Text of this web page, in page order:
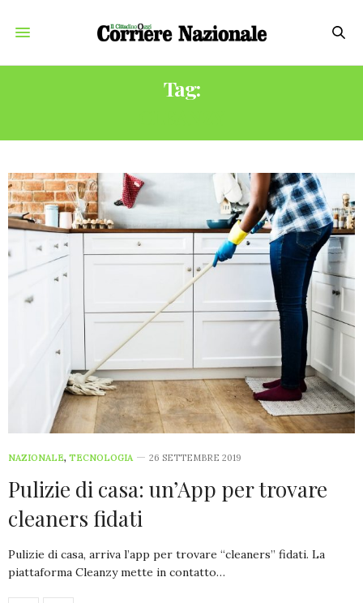
Tag:
NAZIONALE, TECNOLOGIA 26 SETTEMBRE 2019
Pulizie di casa: un’App per trovare
cleaners fidati
Pulizie di casa, arriva l’app per trovare “cleaners” fidati. La
piattaforma Cleanzy mette in contatto…